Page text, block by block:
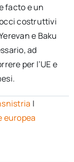
facto e un
costruttivi
e Baku
ad
per l’UE e
|
europea